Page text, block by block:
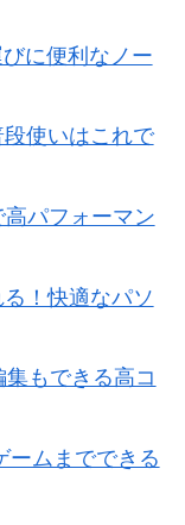
に便利なノー
使いはこれで
パフォーマン
！快適なパソ
もできる高コ
ームまでできる